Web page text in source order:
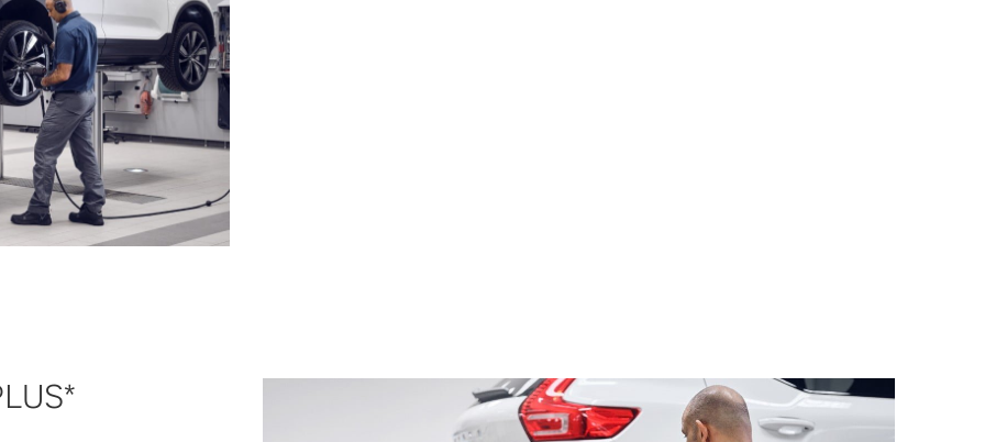
Original Volvo Winter- und Sommer Kompletträder.